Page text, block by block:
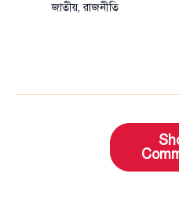
জাতীয়,রাজনীতি